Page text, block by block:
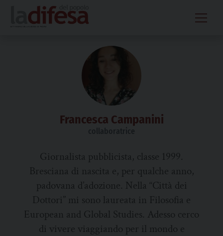
content
Francesca Campanini
Giornalista pubblicista, classe 1999.
Bresciana di nascita e, per qualche anno,
padovana d’adozione. Nella “Città dei
Dottori” mi sono laureata in Filosofia e
European and Global Studies. Adesso cerco
di vivere viaggiando per il mondo e